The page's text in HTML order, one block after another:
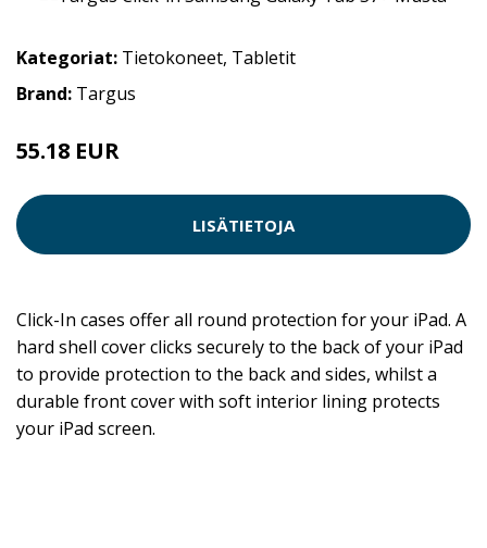
Kategoriat: Tietokoneet, Tabletit
Brand: Targus
55.18 EUR
LISÄTIETOJA
Click-In cases offer all round protection for your iPad. A
hard shell cover clicks securely to the back of your iPad
to provide protection to the back and sides, whilst a
durable front cover with soft interior lining protects
your iPad screen.